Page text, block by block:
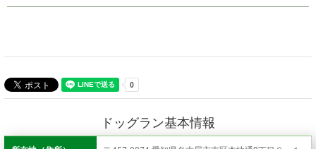
ドッグラン基本情報